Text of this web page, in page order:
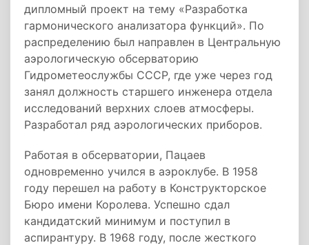
дипломный проект на тему «Разработка
гармонического анализатора функций». По
распределению был направлен в Центральную
аэрологическую обсерваторию
Гидрометеослужбы СССР, где уже через год
занял должность старшего инженера отдела
исследований верхних слоев атмосферы.
Разработал ряд аэрологических приборов.
Работая в обсерватории, Пацаев
одновременно учился в аэроклубе. В 1958
году перешел на работу в Конструкторское
Бюро имени Королева. Успешно сдал
кандидатский минимум и поступил в
аспирантуру. В 1968 году, после жесткого